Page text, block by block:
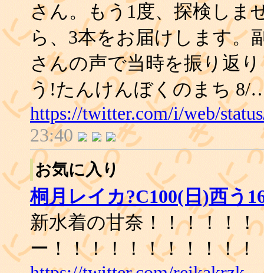
さん。もう1度、探検しま
ら、3本をお届けします。
さんの声で当時を振り返
う!たんけんぼくのまち 8/
https://twitter.com/i/web/
23:40
お気に入り
桐月レイカ?C100(日)西う
新水着の甘奈！！！！！
ー！！！！！！！！！！！